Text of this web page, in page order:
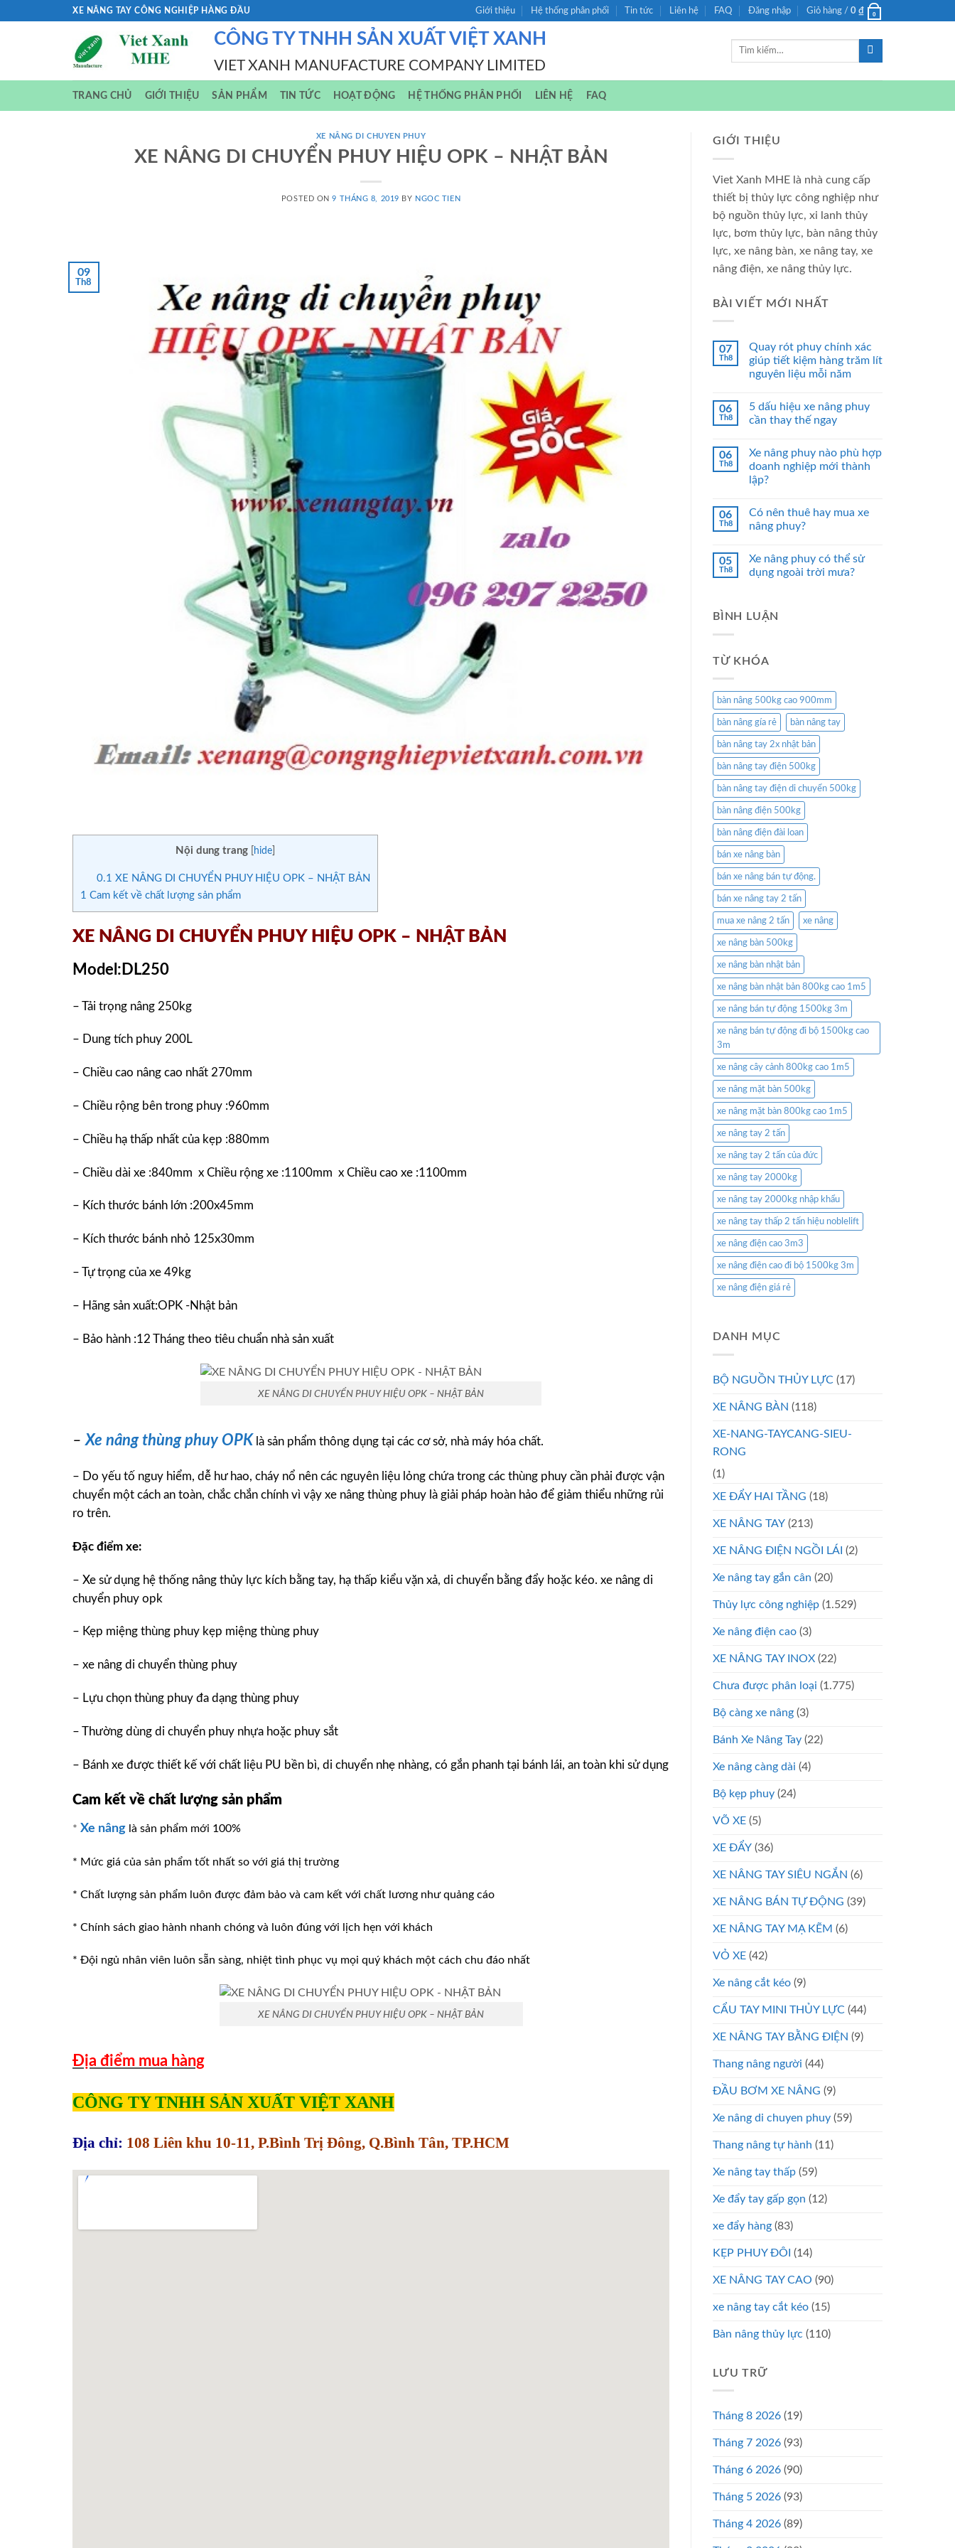
XE NÂNG TAY CÔNG NGHIỆP HÀNG ĐẦU Giới thiệu Hệ thống phân phối Tin tức Liên hệ FAQ Đăng nhập Giỏ hàng / 0 ₫ 0
CÔNG TY TNHH SẢN XUẤT VIỆT XANH
VIET XANH MANUFACTURE COMPANY LIMITED
Tìm
TRANG CHỦ GIỚI THIỆU SẢN PHẨM TIN TỨC HOẠT ĐỘNG HỆ THỐNG PHÂN PHỐI LIÊN HỆ FAQ
XE NÂNG DI CHUYEN PHUY
XE NÂNG DI CHUYỂN PHUY HIỆU OPK – NHẬT BẢN
POSTED ON9 THÁNG 8, 2019 BY NGOC TIEN
09
Th8
Nội dung trang hide
0.1 XE NÂNG DI CHUYỂN PHUY HIỆU OPK – NHẬT BẢN
1 Cam kết về chất lượng sản phẩm
XE NÂNG DI CHUYỂN PHUY HIỆU OPK – NHẬT BẢN
Model:DL250
– Tải trọng nâng 250kg
– Dung tích phuy 200L
– Chiều cao nâng cao nhất 270mm
– Chiều rộng bên trong phuy :960mm
– Chiều hạ thấp nhất của kẹp :880mm
– Chiều dài xe :840mm x Chiều rộng xe :1100mm x Chiều cao xe :1100mm
– Kích thước bánh lớn :200x45mm
– Kích thước bánh nhỏ 125x30mm
– Tự trọng của xe 49kg
– Hãng sản xuất:OPK -Nhật bản
– Bảo hành :12 Tháng theo tiêu chuẩn nhà sản xuất
XE NÂNG DI CHUYỂN PHUY HIỆU OPK – NHẬT BẢN
– Xe nâng thùng phuy OPK là sản phẩm thông dụng tại các cơ sở, nhà máy hóa chất.
– Do yếu tố nguy hiểm, dễ hư hao, cháy nổ nên các nguyên liệu lỏng chứa trong các thùng phuy cần phải được vận
chuyển một cách an toàn, chắc chắn chính vì vậy xe nâng thùng phuy là giải pháp hoàn hảo để giảm thiểu những rủi
ro trên.
Đặc điểm xe:
– Xe sử dụng hệ thống nâng thủy lực kích bằng tay, hạ thấp kiểu vặn xả, di chuyển bằng đẩy hoặc kéo. xe nâng di
chuyển phuy opk
– Kẹp miệng thùng phuy kẹp miệng thùng phuy
– xe nâng di chuyển thùng phuy
– Lựu chọn thùng phuy đa dạng thùng phuy
– Thường dùng di chuyển phuy nhựa hoặc phuy sắt
– Bánh xe được thiết kế với chất liệu PU bền bì, di chuyển nhẹ nhàng, có gắn phanh tại bánh lái, an toàn khi sử dụng
Cam kết về chất lượng sản phẩm
* Xe nâng là sản phẩm mới 100%
* Mức giá của sản phẩm tốt nhất so với giá thị trường
* Chất lượng sản phẩm luôn được đảm bảo và cam kết với chất lương như quảng cáo
* Chính sách giao hành nhanh chóng và luôn đúng với lịch hẹn với khách
* Đội ngủ nhân viên luôn sẵn sàng, nhiệt tình phục vụ mọi quý khách một cách chu đáo nhất
XE NÂNG DI CHUYỂN PHUY HIỆU OPK – NHẬT BẢN
Địa điểm mua hàng
CÔNG TY TNHH SẢN XUẤT VIỆT XANH
Địa chỉ: 108 Liên khu 10-11, P.Bình Trị Đông, Q.Bình Tân, TP.HCM
GIỚI THIỆU
Viet Xanh MHE là nhà cung cấp
thiết bị thủy lực công nghiệp như
bộ nguồn thủy lực, xi lanh thủy
lực, bơm thủy lực, bàn nâng thủy
lực, xe nâng bàn, xe nâng tay, xe
nâng điện, xe nâng thủy lực.
BÀI VIẾT MỚI NHẤT
07
Th8
Quay rót phuy chính xác
giúp tiết kiệm hàng trăm lít
nguyên liệu mỗi năm
06
Th8
5 dấu hiệu xe nâng phuy
cần thay thế ngay
06
Th8
Xe nâng phuy nào phù hợp
doanh nghiệp mới thành
lập?
06
Th8
Có nên thuê hay mua xe
nâng phuy?
05
Th8
Xe nâng phuy có thể sử
dụng ngoài trời mưa?
BÌNH LUẬN
TỪ KHÓA
bàn nâng 500kg cao 900mm
bàn nâng gía rẻ bàn nâng tay
bàn nâng tay 2x nhật bản
bàn nâng tay điện 500kg
bàn nâng tay điện di chuyển 500kg
bàn nâng điện 500kg
bàn nâng điện đài loan
bán xe nâng bàn
bán xe nâng bán tự động.
bán xe nâng tay 2 tấn
mua xe nâng 2 tấn xe nâng
xe nâng bàn 500kg
xe nâng bàn nhật bản
xe nâng bàn nhật bản 800kg cao 1m5
xe nâng bán tự động 1500kg 3m
xe nâng bán tự động đi bộ 1500kg cao
3m
xe nâng cây cảnh 800kg cao 1m5
xe nâng mặt bàn 500kg
xe nâng mặt bàn 800kg cao 1m5
xe nâng tay 2 tấn
xe nâng tay 2 tấn của đức
xe nâng tay 2000kg
xe nâng tay 2000kg nhập khẩu
xe nâng tay thấp 2 tấn hiệu noblelift
xe nâng điện cao 3m3
xe nâng điện cao đi bộ 1500kg 3m
xe nâng điện giá rẻ
DANH MỤC
BỘ NGUỒN THỦY LỰC (17)
XE NÂNG BÀN (118)
XE-NANG-TAYCANG-SIEU-
RONG
(1)
XE ĐẨY HAI TẦNG (18)
XE NÂNG TAY (213)
XE NÂNG ĐIỆN NGỒI LÁI (2)
Xe nâng tay gắn cân (20)
Thủy lực công nghiệp (1.529)
Xe nâng điện cao (3)
XE NÂNG TAY INOX (22)
Chưa được phân loại (1.775)
Bộ càng xe nâng (3)
Bánh Xe Nâng Tay (22)
Xe nâng càng dài (4)
Bộ kẹp phuy (24)
VÕ XE (5)
XE ĐẨY (36)
XE NÂNG TAY SIÊU NGẮN (6)
XE NÂNG BÁN TỰ ĐỘNG (39)
XE NÂNG TAY MẠ KẼM (6)
VỎ XE (42)
Xe nâng cắt kéo (9)
CẨU TAY MINI THỦY LỰC (44)
XE NÂNG TAY BẰNG ĐIỆN (9)
Thang nâng người (44)
ĐẦU BƠM XE NÂNG (9)
Xe nâng di chuyen phuy (59)
Thang nâng tự hành (11)
Xe nâng tay thấp (59)
Xe đẩy tay gấp gọn (12)
xe đẩy hàng (83)
KẸP PHUY ĐÔI (14)
XE NÂNG TAY CAO (90)
xe nâng tay cắt kéo (15)
Bàn nâng thủy lực (110)
LƯU TRỮ
Tháng 8 2026 (19)
Tháng 7 2026 (93)
Tháng 6 2026 (90)
Tháng 5 2026 (93)
Tháng 4 2026 (89)